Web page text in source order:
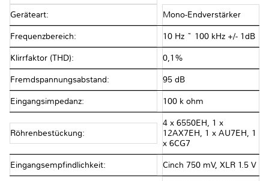
Geräteart: Mono-Endverstärker
Frequenzbereich: 10 Hz ~ 100 kHz +/- 1dB
Klirrfaktor (THD): 0,1%
Fremdspannungsabstand: 95 dB
Eingangsimpedanz: 100 k ohm
Röhrenbestückung:
4 x 6550EH, 1 x
12AX7EH, 1 x AU7EH, 1
x 6CG7
Eingangsempfindlichkeit: Cinch 750 mV, XLR 1.5 V